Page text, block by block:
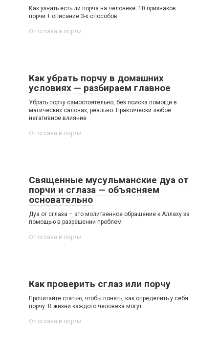
Как узнать есть ли порча на человеке: 10 признаков
порчи + описание 3-х способов
От сглаза и порчи
Как убрать порчу в домашних
условиях — разбираем главное
Убрать порчу самостоятельно, без поиска помощи в
магических салонах, реально. Практически любое
негативное влияние
От сглаза и порчи
Священные мусульманские дуа от
порчи и сглаза — объясняем
основательно
Дуа от сглаза – это молитвенное обращение к Аллаху за
помощью в разрешении проблем
От сглаза и порчи
Как проверить сглаз или порчу
Прочитайте статью, чтобы понять, как определить у себя
порчу. В жизни каждого человека могут
От сглаза и порчи